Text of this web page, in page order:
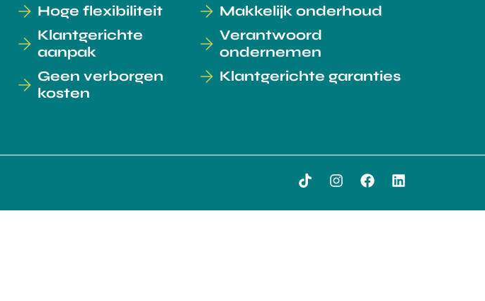
Hoge flexibiliteit
Klantgerichte
aanpak
Geen verborgen
kosten
Makkelijk onderhoud
Verantwoord
ondernemen
Klantgerichte garanties